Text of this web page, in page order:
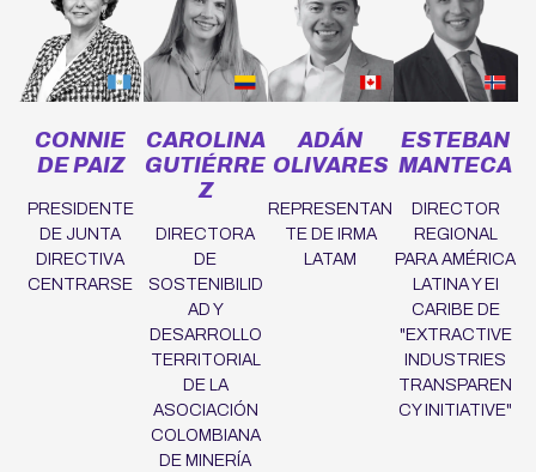
CONNIE
DE PAIZ
PRESIDENTE
DE JUNTA
DIRECTIVA
CENTRARSE
CAROLINA
GUTIÉRRE
Z
DIRECTORA
DE
SOSTENIBILID
AD Y
DESARROLLO
TERRITORIAL
DE LA
ASOCIACIÓN
COLOMBIANA
DE MINERÍA
ADÁN
OLIVARES
REPRESENTAN
TE DE IRMA
LATAM
ESTEBAN
MANTECA
DIRECTOR
REGIONAL
PARA AMÉRICA
LATINA Y EI
CARIBE DE
"EXTRACTIVE
INDUSTRIES
TRANSPAREN
CY INITIATIVE"